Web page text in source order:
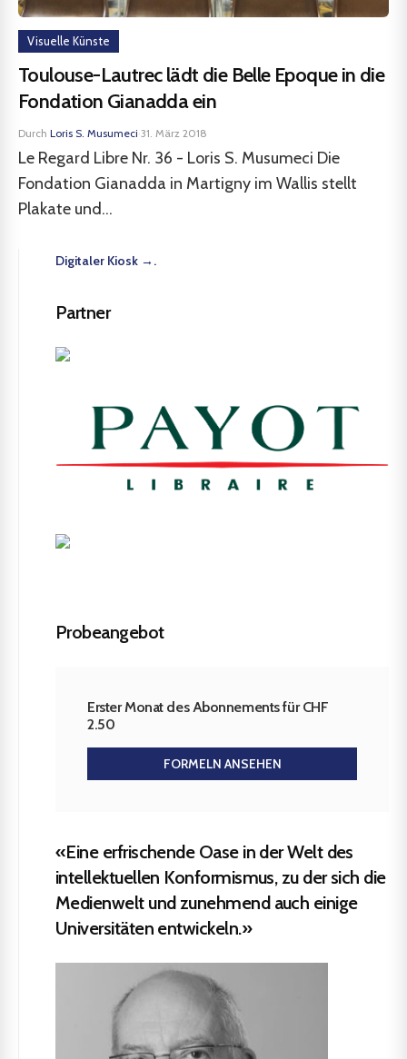
Visuelle Künste
Toulouse-Lautrec lädt die Belle Epoque in die
Fondation Gianadda ein
Durch Loris S. Musumeci·31. März 2018
Le Regard Libre Nr. 36 - Loris S. Musumeci Die
Fondation Gianadda in Martigny im Wallis stellt
Plakate und...
Digitaler Kiosk →.
Partner
Probeangebot
Erster Monat des Abonnements für CHF
2.50
FORMELN ANSEHEN
«Eine erfrischende Oase in der Welt des
intellektuellen Konformismus, zu der sich die
Medienwelt und zunehmend auch einige
Universitäten entwickeln.»